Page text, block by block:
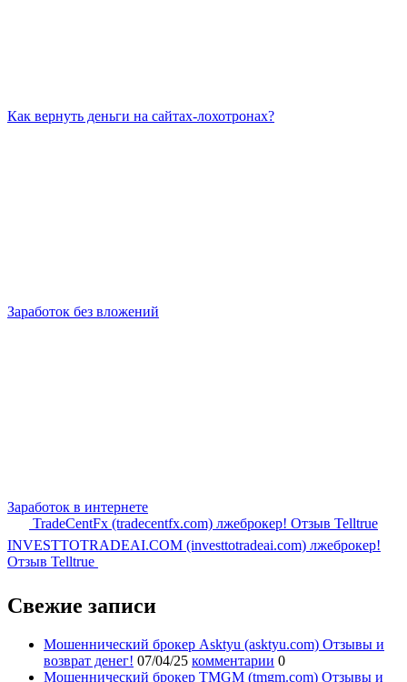
Как вернуть деньги на сайтах-лохотронах?
Заработок без вложений
Заработок в интернете
TradeCentFx (tradecentfx.com) лжеброкер! Отзыв Telltrue
INVESTTOTRADEAI.COM (investtotradeai.com) лжеброкер!
Отзыв Telltrue
Свежие записи
Мошеннический брокер Asktyu (asktyu.com) Отзывы и
возврат денег! 07/04/25 комментарии 0
Мошеннический брокер TMGM (tmgm.com) Отзывы и